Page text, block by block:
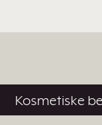
Kosmetiske